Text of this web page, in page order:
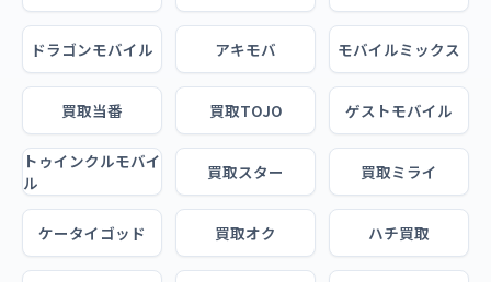
ドラゴンモバイル アキモバ モバイルミックス
買取当番 買取TOJO ゲストモバイル
トゥインクルモバイ
ル
買取スター 買取ミライ
ケータイゴッド 買取オク ハチ買取